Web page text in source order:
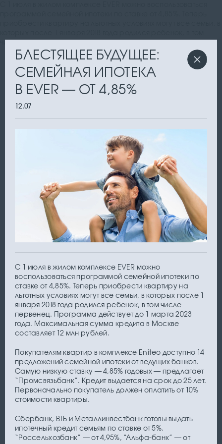
числе первенец
БЛЕСТЯЩЕЕ БУДУЩЕЕ:
СЕМЕЙНАЯ ИПОТЕКА
В EVER — ОТ 4,85%
12.07
С 1 июля в жилом комплексе EVER можно
воспользоваться программой семейной ипотеки по
ставке от 4,85%. Теперь приобрести квартиру на
льготных условиях могут все семьи, в которых после 1
января 2018 года родился ребенок, в том числе
первенец. Программа действует до 1 марта 2023
года. Максимальная сумма кредита в Москве
составляет 12 млн рублей.
Покупателям квартир в комплексе Eniteo доступно 14
предложений семейной ипотеки от ведущих банков.
Самую низкую ставку — 4,85% годовых — предлагает
“Промсвязьбанк”. Кредит выдается на срок до 25 лет.
Первоначально покупатель должен оплатить от 10%
стоимости квартиры.
Сбербанк, ВТБ и Металлинвестбанк готовы выдать
ипотечный кредит семьям по ставке от 5%.
“Россельхозбанк” — от 4,95%, “Альфа-банк” — от